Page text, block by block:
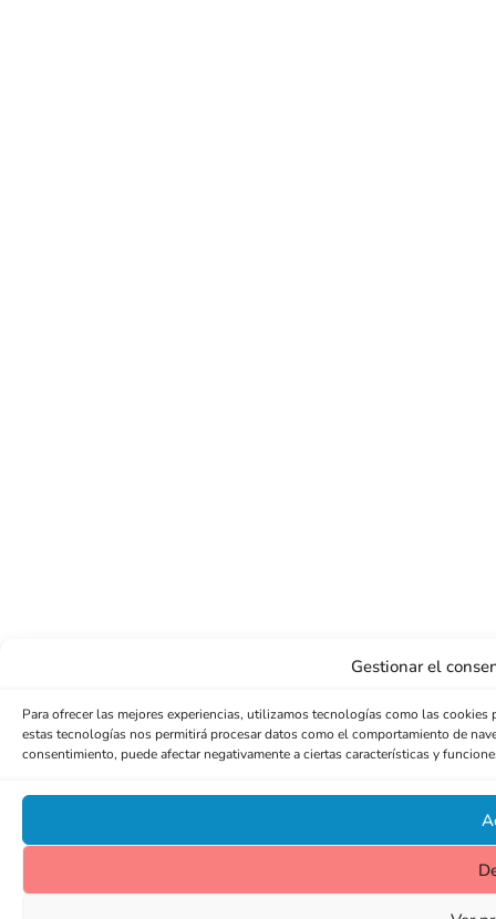
Gestionar el
Para ofrecer las mejores experiencias, utilizamos tecnologías como las
estas tecnologías nos permitirá procesar datos como el comportamiento de
consentimiento, puede afectar negativamente a ciertas características y